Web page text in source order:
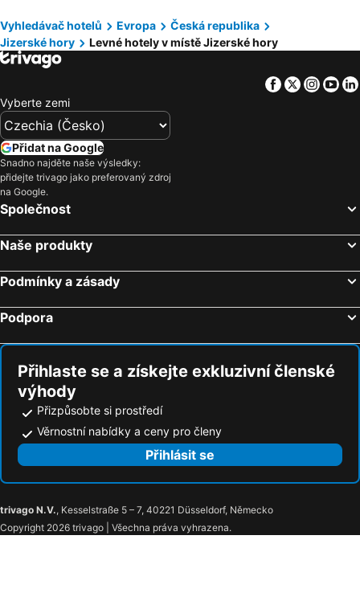
Hotel Radnice
Hotel Na Baste
Hotel Merkur
Hotel Arena
Hotel Liberec
Pytloun Grand Hotel Imperial
Hotel Rehavital
Hotel Stará Pekárna
Hotel Fabrica
Sportovní Centrum Semily
Hotel Petra
Jeleni Chata Skladanka
Horský Hotel Jelínek
Hotel Zlaty Lev
Antonie Hotel****superior
Hotel Perla Jizery
Pension Hubert
Hotel Břízky
Česká Chalupa
Penzion Jasmin
Horsky hotel Sport
Penzion Signum Laudis
Penzion HANA
Hotel Peklo pro rodiny s dětmi
Penzion Ráj
Chalupa u Josefa
Montanie Resort
Maxov
Penzion Sally
Velky Semerink
Hotel U Můstků
Vyhledávač hotelů Evropa
Česká republika
Jizerské hory
Levné hotely v místě Jizerské hory
Facebook
Twitter
Vyberte zemi
Přidat na Google
Snadno najděte naše výsledky:
přidejte trivago jako preferovaný zdroj
na Google.
Společnost
Naše produkty
Podmínky a zásady
Podpora
Přihlaste se a získejte exkluzivní členské
výhody
Přizpůsobte si prostředí
Věrnostní nabídky a ceny pro členy
Přihlásit se
trivago N.V., Kesselstraße 5 – 7, 40221 Düsseldorf, Německo
Copyright 2026 trivago | Všechna práva vyhrazena.